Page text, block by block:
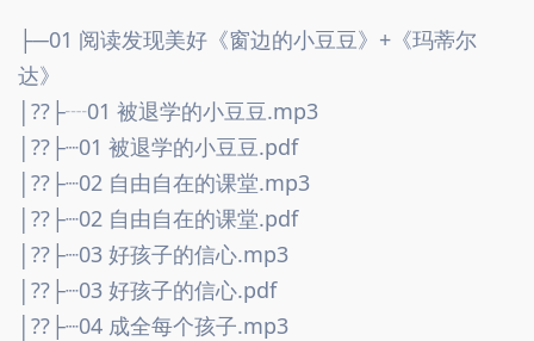
├─01 阅读发现美好《窗边的小豆豆》+《玛蒂尔
达》
│??├┈01 被退学的小豆豆.mp3
│??├┈01 被退学的小豆豆.pdf
│??├┈02 自由自在的课堂.mp3
│??├┈02 自由自在的课堂.pdf
│??├┈03 好孩子的信心.mp3
│??├┈03 好孩子的信心.pdf
│??├┈04 成全每个孩子.mp3